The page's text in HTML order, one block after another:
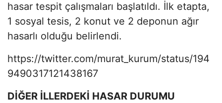
hasar tespit çalışmaları başlatıldı. İlk etapta,
1 sosyal tesis, 2 konut ve 2 deponun ağır
hasarlı olduğu belirlendi.
https://twitter.com/murat_kurum/status/194
9490317121438167
DİĞER İLLERDEKİ HASAR DURUMU